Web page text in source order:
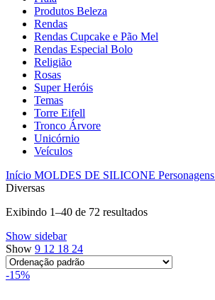
Produtos Beleza
Rendas
Rendas Cupcake e Pão Mel
Rendas Especial Bolo
Religião
Rosas
Super Heróis
Temas
Torre Eifell
Tronco Árvore
Unicórnio
Veículos
Início MOLDES DE SILICONE Personagens
Diversas
Exibindo 1–40 de 72 resultados
Show sidebar
Show 9 12 18 24
-15%